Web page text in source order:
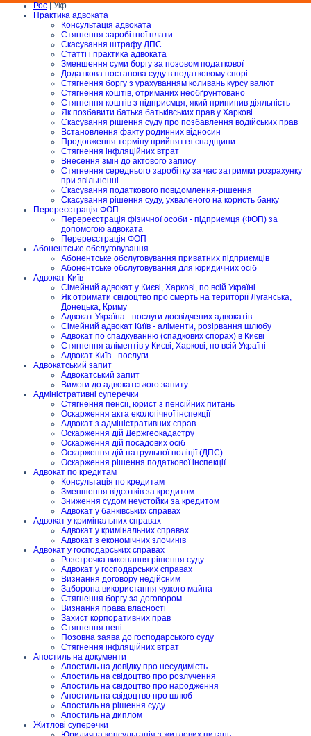
Рос| Укр
Практика адвоката
Консультація адвоката
Стягнення заробітної плати
Скасування штрафу ДПС
Статті і практика адвоката
Зменшення суми боргу за позовом податкової
Додаткова постанова суду в податковому спорі
Стягнення боргу з урахуванням коливань курсу валют
Стягнення коштів, отриманих необґрунтовано
Стягнення коштів з підприємця, який припинив діяльність
Як позбавити батька батьківських прав у Харкові
Скасування рішення суду про позбавлення водійських прав
Встановлення факту родинних відносин
Продовження терміну прийняття спадщини
Стягнення інфляційних втрат
Внесення змін до актового запису
Стягнення середнього заробітку за час затримки розрахунку
при звільненні
Скасування податкового повідомлення-рішення
Скасування рішення суду, ухваленого на користь банку
Перереєстрація ФОП
Перереєстрація фізичної особи - підприємця (ФОП) за
допомогою адвоката
Перереєстрація ФОП
Абонентське обслуговування
Абонентське обслуговування приватних підприємців
Абонентське обслуговування для юридичних осіб
Адвокат Київ
Сімейний адвокат у Києві, Харкові, по всій Україні
Як отримати свідоцтво про смерть на території Луганська,
Донецька, Криму
Адвокат Україна - послуги досвідчених адвокатів
Сімейний адвокат Київ - аліменти, розірвання шлюбу
Адвокат по спадкуванню (спадкових спорах) в Києві
Стягнення аліментів у Києві, Харкові, по всій Україні
Адвокат Київ - послуги
Адвокатський запит
Адвокатський запит
Вимоги до адвокатського запиту
Адміністративні суперечки
Стягнення пенсії, юрист з пенсійних питань
Оскарження акта екологічної інспекції
Адвокат з адміністративних справ
Оскарження дій Держгеокадастру
Оскарження дій посадових осіб
Оскарження дій патрульної поліції (ДПС)
Оскарження рішення податкової інспекції
Адвокат по кредитам
Консультація по кредитам
Зменшення відсотків за кредитом
Зниження судом неустойки за кредитом
Адвокат у банківських справах
Адвокат у кримінальних справах
Адвокат у кримінальних справах
Адвокат з економічних злочинів
Адвокат у господарських справах
Розстрочка виконання рішення суду
Адвокат у господарських справах
Визнання договору недійсним
Заборона використання чужого майна
Стягнення боргу за договором
Визнання права власності
Захист корпоративних прав
Стягнення пені
Позовна заява до господарського суду
Стягнення інфляційних втрат
Апостиль на документи
Апостиль на довідку про несудимість
Апостиль на свідоцтво про розлучення
Апостиль на свідоцтво про народження
Апостиль на свідоцтво про шлюб
Апостиль на рішення суду
Апостиль на диплом
Житлові суперечки